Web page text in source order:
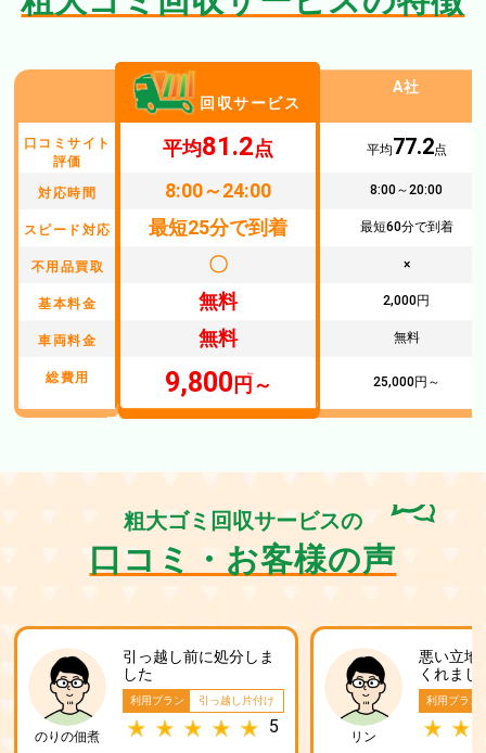
回収サービス
A社
口コミサイト
評価
平均81.2点 平均77.2点
対応時間 8:00～24:00 8:00～20:00
スピード対応 最短25分で到着 最短60分で到着
不用品買取 〇 ×
基本料金 無料 2,000円
車両料金 無料 無料
総費用 9,800 円～ 25,000円～
粗大ゴミ回収サービスの
口コミ・お客様の声
のりの佃煮
引っ越し前に処分しま
した
利用プラン 引っ越し片付け
5 リン
悪い立地
くれまし
利用プラン